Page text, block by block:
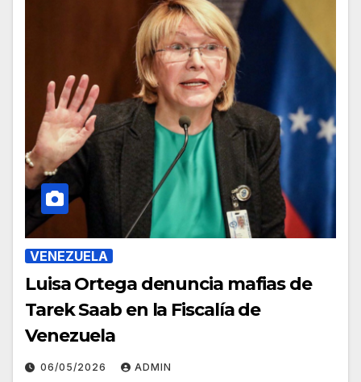
VENEZUELA
Luisa Ortega denuncia mafias de
Tarek Saab en la Fiscalía de
Venezuela
06/05/2026 ADMIN